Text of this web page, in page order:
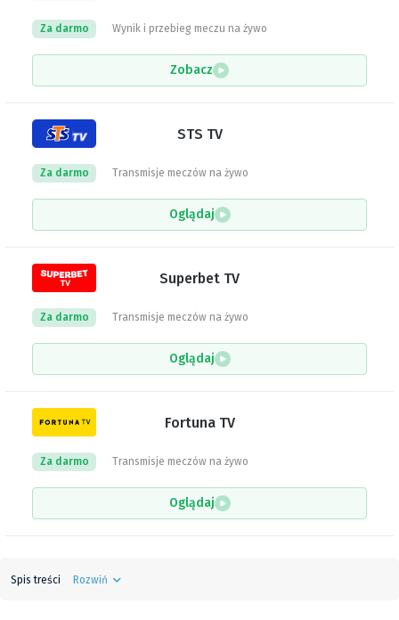
Wynik i przebieg meczu na żywo
Za darmo
Zobacz
STS TV
Transmisje meczów na żywo
Za darmo
Oglądaj
Superbet TV
Transmisje meczów na żywo
Za darmo
Oglądaj
Fortuna TV
Transmisje meczów na żywo
Za darmo
Oglądaj
Spis treści Rozwiń